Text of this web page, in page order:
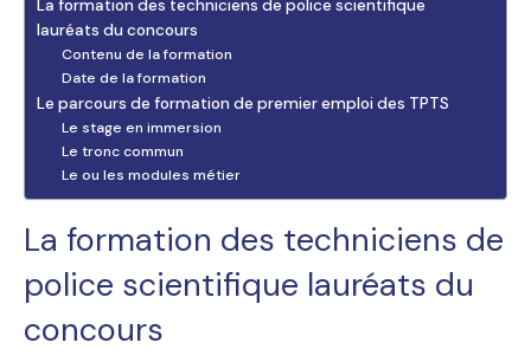
La formation des techniciens de police scientifique
lauréats du concours
Contenu de la formation
Date de la formation
Le parcours de formation de premier emploi des TPTS
Le stage en immersion
Le tronc commun
Le ou les modules métier
La formation des techniciens de
police scientifique lauréats du
concours